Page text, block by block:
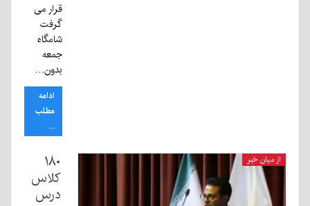
قرار می
گرفت
شامگاه
جمعه
بدون…
ادامه
مطلب
...
از میان خبر
۱۸۰
کلاس
درس